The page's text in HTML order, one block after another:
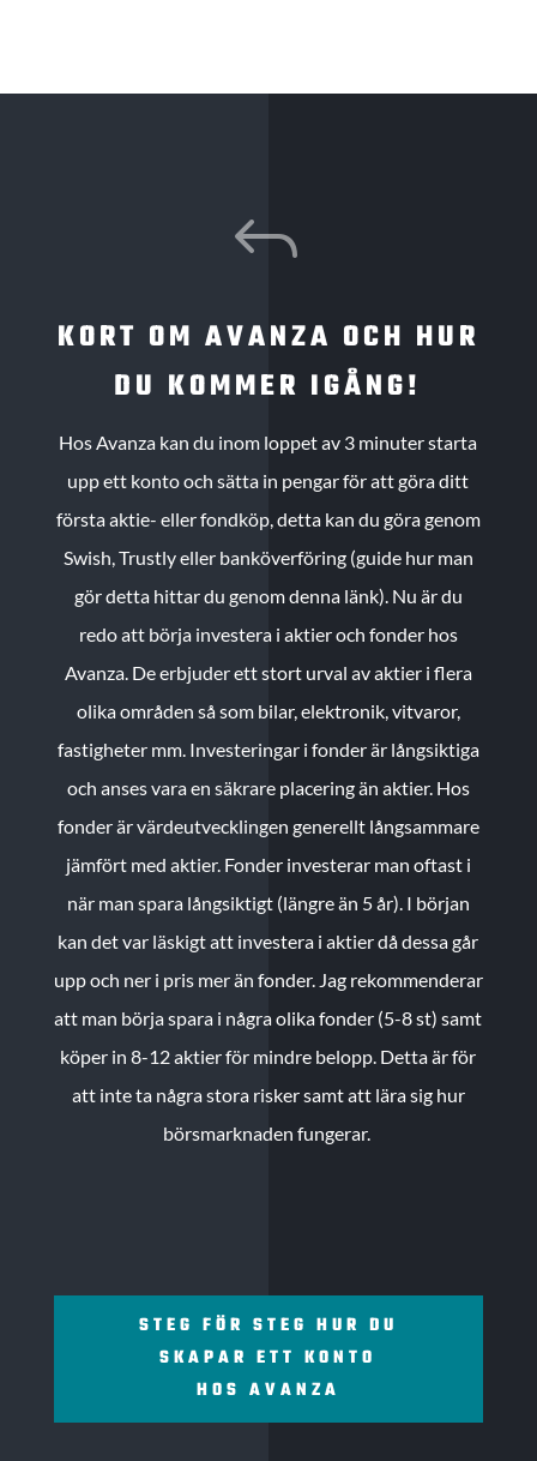
J
KORT OM AVANZA OCH HUR
DU KOMMER IGÅNG!
Hos Avanza kan du inom loppet av 3 minuter starta
upp ett konto och sätta in pengar för att göra ditt
första aktie- eller fondköp, detta kan du göra genom
Swish, Trustly eller banköverföring (guide hur man
gör detta hittar du genom denna länk). Nu är du
redo att börja investera i aktier och fonder hos
Avanza. De erbjuder ett stort urval av aktier i flera
olika områden så som bilar, elektronik, vitvaror,
fastigheter mm. Investeringar i fonder är långsiktiga
och anses vara en säkrare placering än aktier. Hos
fonder är värdeutvecklingen generellt långsammare
jämfört med aktier. Fonder investerar man oftast i
när man spara långsiktigt (längre än 5 år). I början
kan det var läskigt att investera i aktier då dessa går
upp och ner i pris mer än fonder. Jag rekommenderar
att man börja spara i några olika fonder (5-8 st) samt
köper in 8-12 aktier för mindre belopp. Detta är för
att inte ta några stora risker samt att lära sig hur
börsmarknaden fungerar.
STEG FÖR STEG HUR DU
SKAPAR ETT KONTO
HOS AVANZA